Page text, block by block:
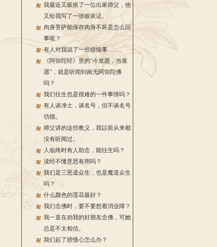
我最近又皈依了一位出家师父，他
又给我写了一张皈依证。
肉身菩萨能保存肉身不坏是怎么回
事呢？
有人对我说了一些烦恼事……
《阿弥陀经》里的“今发愿，当发
愿”，就是听闻到南无阿弥陀佛
吗？
我们往生也是很难的一件事情吗？
有人谈净土，谈名号，但不谈名号
功德。
师父讲的这些教义，我以前从来都
没有听闻过。
人临终时有人助念，能往生吗？
读经不懂意思有用吗？
我们是三恶道众生，也是魔道众生
吗？
什么颜色的莲花最好？
我们念佛时，要不要想着消业障？
我一直在劝我的好朋友念佛，可她
总是不太相信。
我们起了骄慢心怎么办？